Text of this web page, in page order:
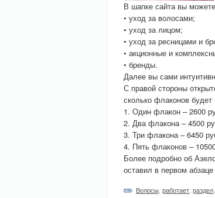
В шапке сайта вы
• уход за волосами;
• уход за лицом;
• уход за ресницами и
• акционные и
• бренды.
Далее вы сами
С правой стороны
сколько флаконов будет
1. Один флакон – 2600
2. Два флакона – 4500
3. Три флакона – 6450
4. Пять флаконов –
Более подробно об
оставил в первом абзаце
Волосы работает раздел